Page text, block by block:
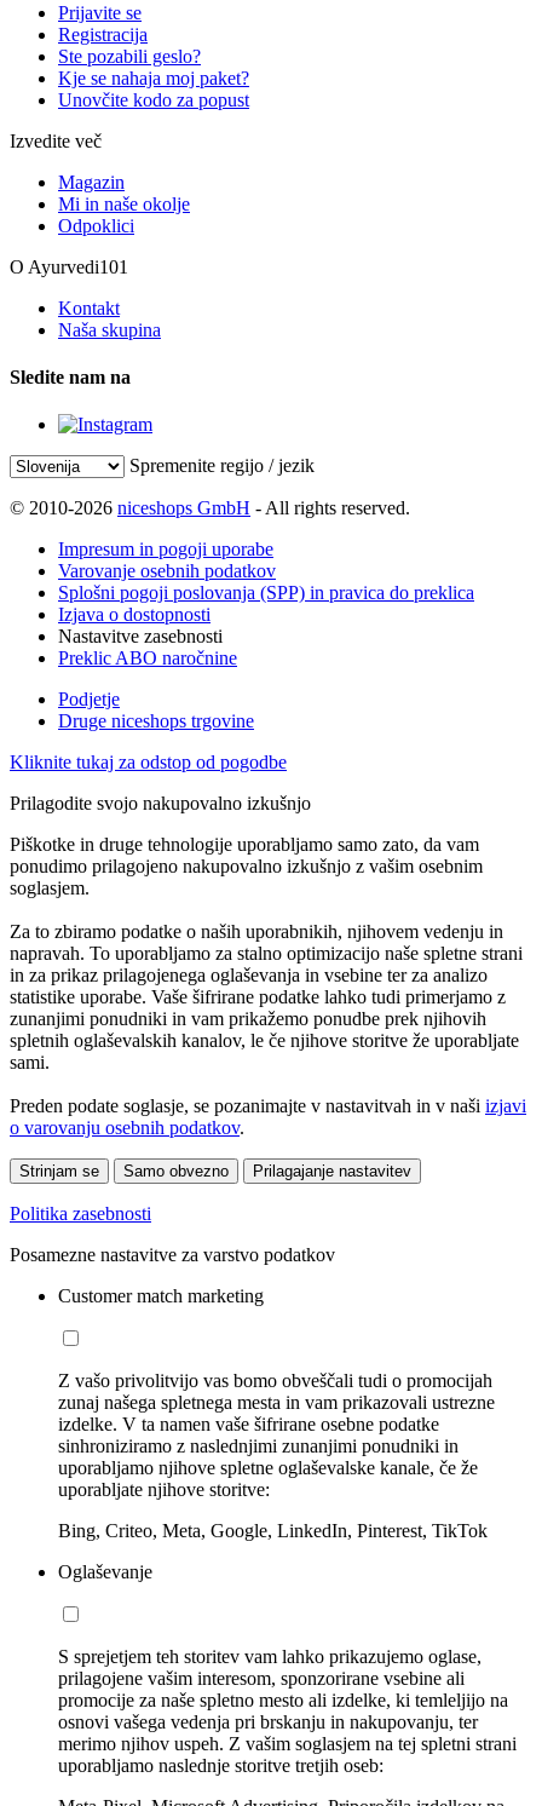
Prijavite se
Registracija
Ste pozabili geslo?
Kje se nahaja moj paket?
Unovčite kodo za popust
Izvedite več
Magazin
Mi in naše okolje
Odpoklici
O Ayurvedi101
Kontakt
Naša skupina
Sledite nam na
Spremenite regijo / jezik
© 2010-2026 niceshops GmbH - All rights reserved.
Impresum in pogoji uporabe
Varovanje osebnih podatkov
Splošni pogoji poslovanja (SPP) in pravica do preklica
Izjava o dostopnosti
Nastavitve zasebnosti
Preklic ABO naročnine
Podjetje
Druge niceshops trgovine
Kliknite tukaj za odstop od pogodbe
Prilagodite svojo nakupovalno izkušnjo
Piškotke in druge tehnologije uporabljamo samo zato, da vam
ponudimo prilagojeno nakupovalno izkušnjo z vašim osebnim
soglasjem.
Za to zbiramo podatke o naših uporabnikih, njihovem vedenju in
napravah. To uporabljamo za stalno optimizacijo naše spletne strani
in za prikaz prilagojenega oglaševanja in vsebine ter za analizo
statistike uporabe. Vaše šifrirane podatke lahko tudi primerjamo z
zunanjimi ponudniki in vam prikažemo ponudbe prek njihovih
spletnih oglaševalskih kanalov, le če njihove storitve že uporabljate
sami.
Preden podate soglasje, se pozanimajte v nastavitvah in v naši izjavi
o varovanju osebnih podatkov.
Strinjam se Samo obvezno Prilagajanje nastavitev
Politika zasebnosti
Posamezne nastavitve za varstvo podatkov
Customer match marketing
Z vašo privolitvijo vas bomo obveščali tudi o promocijah
zunaj našega spletnega mesta in vam prikazovali ustrezne
izdelke. V ta namen vaše šifrirane osebne podatke
sinhroniziramo z naslednjimi zunanjimi ponudniki in
uporabljamo njihove spletne oglaševalske kanale, če že
uporabljate njihove storitve:
Bing, Criteo, Meta, Google, LinkedIn, Pinterest, TikTok
Oglaševanje
S sprejetjem teh storitev vam lahko prikazujemo oglase,
prilagojene vašim interesom, sponzorirane vsebine ali
promocije za naše spletno mesto ali izdelke, ki temleljijo na
osnovi vašega vedenja pri brskanju in nakupovanju, ter
merimo njihov uspeh. Z vašim soglasjem na tej spletni strani
uporabljamo naslednje storitve tretjih oseb: